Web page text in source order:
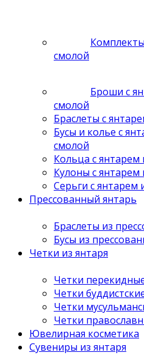
смолой
Броши с
смолой
Браслеты с
Бусы и колье с
смолой
Кольца с
Кулоны с
Серьги с
Прессованный янтарь
Браслеты из
Бусы из
Четки из янтаря
Четки
Четки
Четки
Четки
Ювелирная косметика
Сувениры из янтаря